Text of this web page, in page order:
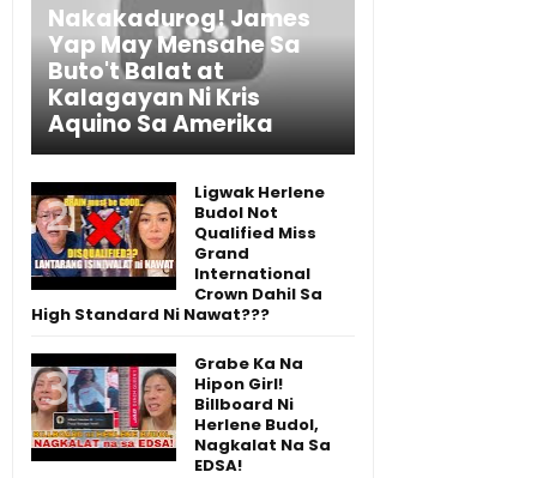
Nakakadurog! James
Yap May Mensahe Sa
Buto't Balat at
Kalagayan Ni Kris
Aquino Sa Amerika
Ligwak Herlene
Budol Not
Qualified Miss
Grand
International
Crown Dahil Sa
High Standard Ni Nawat???
Grabe Ka Na
Hipon Girl!
Billboard Ni
Herlene Budol,
Nagkalat Na Sa
EDSA!